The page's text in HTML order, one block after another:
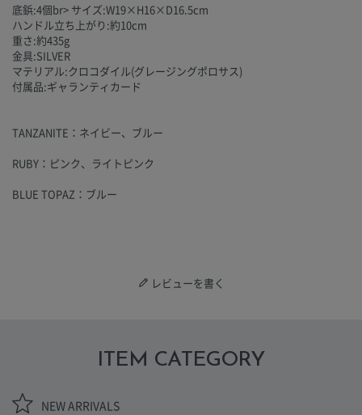
底鋲:4個br> サイズ:W19×H16×D16.5cm
ハンドル立ち上がり:約10cm
重さ:約435g
金具:SILVER
マテリアル:クロコダイル(グレージングポロサス)
付属品:ギャランティカード
TANZANITE：ネイビー、ブルー
RUBY：ピンク、ライトピンク
BLUE TOPAZ：ブルー
レビューを書く
ITEM CATEGORY
NEW ARRIVALS